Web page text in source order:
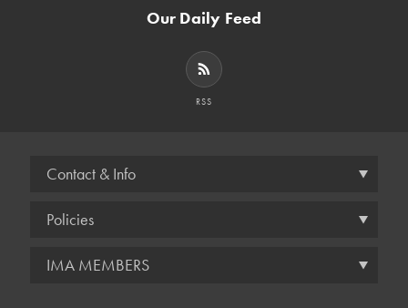
Our Daily Feed
RSS
Contact & Info
Policies
IMA MEMBERS